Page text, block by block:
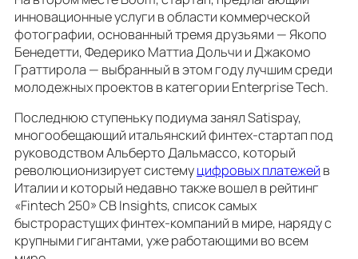
инновационные услуги в области коммерческой
фотографии, основанный тремя друзьями — Якопо
Бенедетти, Федерико Маттиа Дольчи и Джакомо
Граттирола — выбранный в этом году лучшим среди
молодежных проектов в категории Enterprise Tech.
Последнюю ступеньку подиума занял Satispay,
многообещающий итальянский финтех-стартап под
руководством Альберто Дальмассо, который
революционизирует системуцифровых платежей в
Италии и который недавно также вошел в рейтинг
«Fintech 250» CB Insights, список самых
быстрорастущих финтех-компаний в мире, наряду с
крупными гигантами, уже работающими во всем